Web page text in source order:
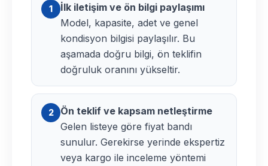
1
İlk iletişim ve ön bilgi paylaşımı
Model, kapasite, adet ve genel
kondisyon bilgisi paylaşılır. Bu
aşamada doğru bilgi, ön teklifin
doğruluk oranını yükseltir.
2
Ön teklif ve kapsam netleştirme
Gelen listeye göre fiyat bandı
sunulur. Gerekirse yerinde ekspertiz
veya kargo ile inceleme yöntemi